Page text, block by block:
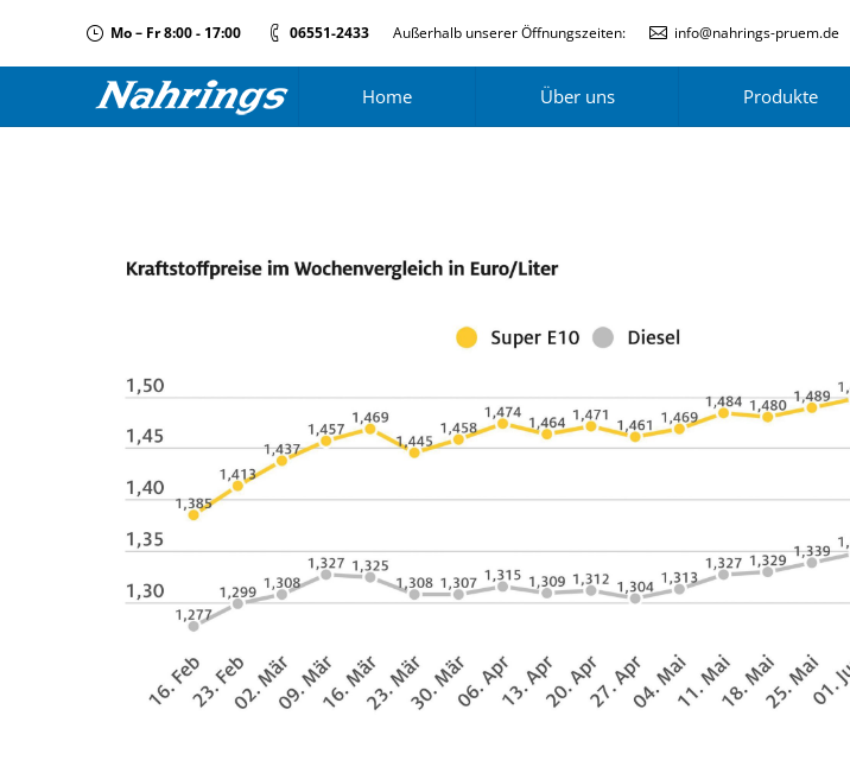
Mo – Fr 8:00 - 17:00 06551-2433 Außerhalb unserer Öffnungszeiten: info@nahrings-pruem.de
Home Über uns Produkte